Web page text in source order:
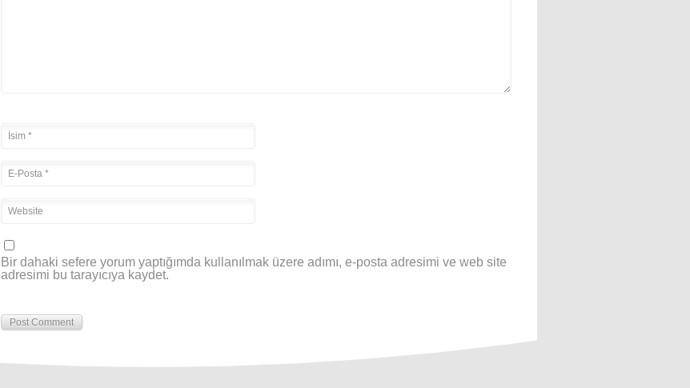
Bir dahaki sefere yorum yaptığımda kullanılmak üzere adımı, e-posta adresimi ve web site
adresimi bu tarayıcıya kaydet.